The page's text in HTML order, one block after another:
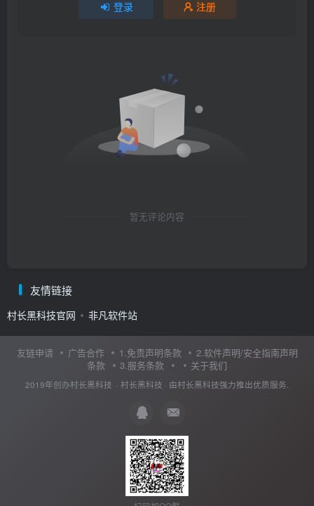
登录 注册
暂无评论内容
友情链接
村长黑科技官网 非凡软件站
友链申请 广告合作 1.免责声明条款
2.软件声明/安全指南声明
条款
3.服务条款 关于我们
2019年创办村长黑科技 · 村长黑科技 · 由村长黑科技强力推出优质服务.